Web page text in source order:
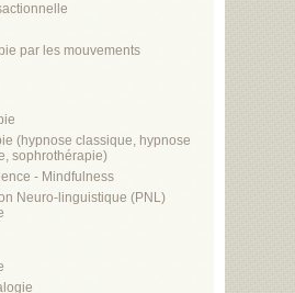
par les mouvements
(hypnose classique, hypnose
sophrothérapie)
- Mindfulness
Neuro-linguistique (PNL)